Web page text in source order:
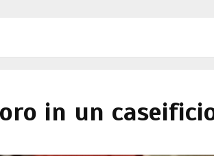
in un